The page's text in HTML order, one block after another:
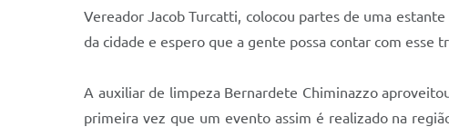
Vereador Jacob Turcatti, colocou partes de uma
da cidade e espero que a gente possa contar com esse
A auxiliar de limpeza Bernardete Chiminazzo
primeira vez que um evento assim é realizado na